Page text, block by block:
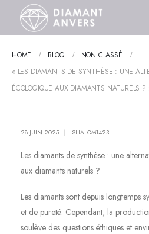
HOME BLOG
NON CLASSÉ
« LES DIAMANTS DE SYNTHÈSE : UNE
ÉCOLOGIQUE AUX DIAMANTS NATURELS ?
28 JUIN 2025 SHALOM1423
Les diamants de synthèse : une
aux diamants naturels ?
Les diamants sont depuis longtemps
et de pureté. Cependant, la
soulève des questions éthiques et